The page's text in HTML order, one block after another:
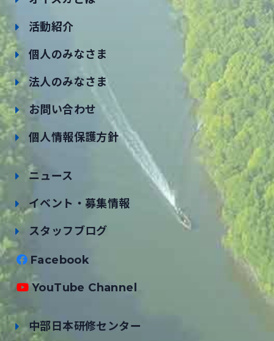
活動紹介
個人のみなさま
法人のみなさま
お問い合わせ
個人情報保護方針
ニュース
イベント・募集情報
スタッフブログ
Facebook
YouTube Channel
中部日本研修センター